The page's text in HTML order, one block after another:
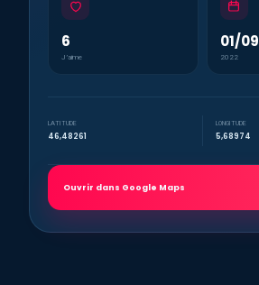
6
J’aime
01/09
2022
LATITUDE
46,48261
LONGITUDE
5,68974
Ouvrir dans Google Maps